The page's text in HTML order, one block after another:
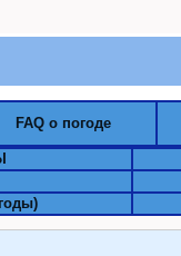
FAQ о погоде